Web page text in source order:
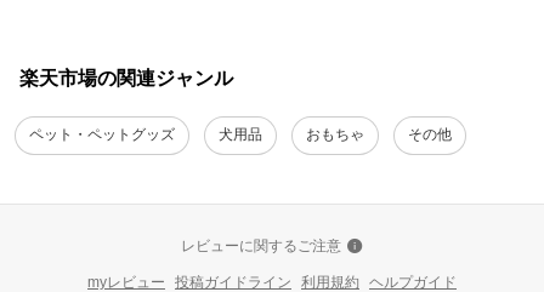
楽天市場の関連ジャンル
ペット・ペットグッズ 犬用品 おもちゃ その他
レビューに関するご注意
myレビュー 投稿ガイドライン 利用規約 ヘルプガイド